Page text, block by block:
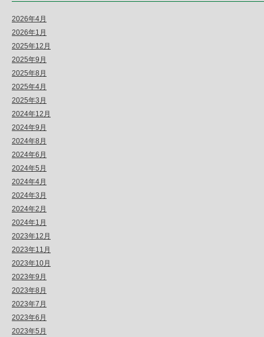
2026年4月
2026年1月
2025年12月
2025年9月
2025年8月
2025年4月
2025年3月
2024年12月
2024年9月
2024年8月
2024年6月
2024年5月
2024年4月
2024年3月
2024年2月
2024年1月
2023年12月
2023年11月
2023年10月
2023年9月
2023年8月
2023年7月
2023年6月
2023年5月